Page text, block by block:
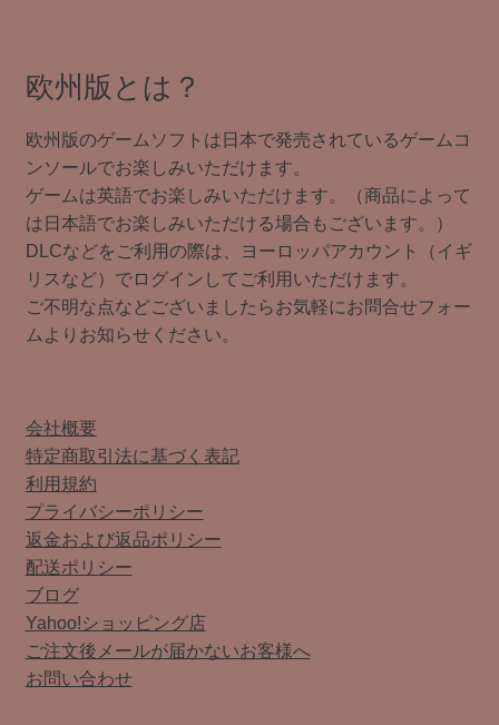
欧州版とは？
欧州版のゲームソフトは日本で発売されているゲームコ
ンソールでお楽しみいただけます。
ゲームは英語でお楽しみいただけます。（商品によって
は日本語でお楽しみいただける場合もございます。）
DLCなどをご利用の際は、ヨーロッパアカウント（イギ
リスなど）でログインしてご利用いただけます。
ご不明な点などございましたらお気軽にお問合せフォー
ムよりお知らせください。
会社概要
特定商取引法に基づく表記
利用規約
プライバシーポリシー
返金および返品ポリシー
配送ポリシー
ブログ
Yahoo!ショッピング店
ご注文後メールが届かないお客様へ
お問い合わせ